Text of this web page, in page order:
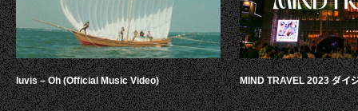
luvis – Oh (Official Music Video) MIND TRAVEL 2023 ダイ